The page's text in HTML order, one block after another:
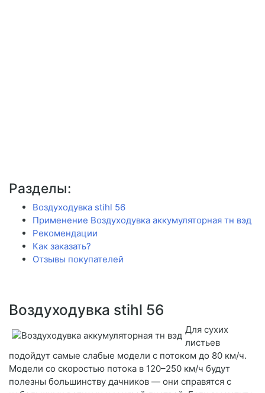
Разделы:
Воздуходувка stihl 56
Применение Воздуходувка аккумуляторная тн вэд
Рекомендации
Как заказать?
Отзывы покупателей
Воздуходувка stihl 56
Для сухих
листьев
подойдут самые слабые модели с потоком до 80 км/ч.
Модели со скоростью потока в 120–250 км/ч будут
полезны большинству дачников — они справятся с